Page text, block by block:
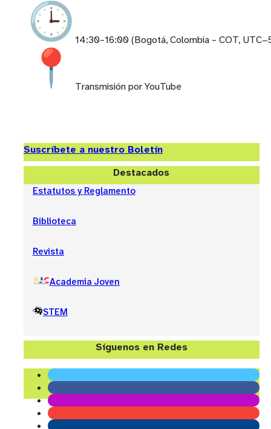
14:30–16:00 (Bogotá, Colombia – COT,
Transmisión por YouTube
Suscríbete a nuestro Boletín
Destacados
Estatutos y Reglamento
Biblioteca
Revista
Academia Joven
STEM
Síguenos en Redes